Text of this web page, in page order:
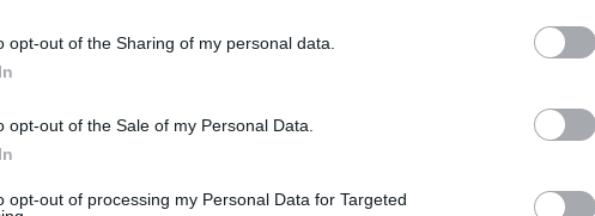
opt-out of the Sharing of my personal data.
opt-out of the Sale of my Personal Data.
opt-out of processing my Personal Data for Targeted
de prórroga anual hasta
técnica y producción artística
para el desarrollo de
oferta económica, la calidad
reducción de los plazos de